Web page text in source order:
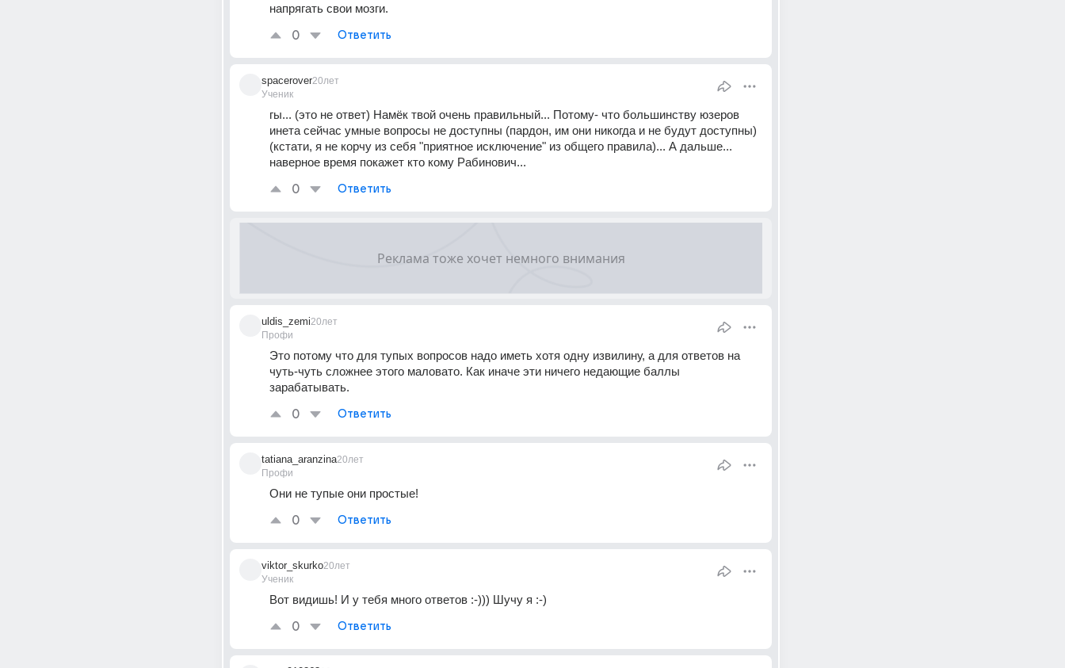
напрягать свои мозги.
0 Ответить
spacerover
Ученик
20лет
гы... (это не ответ) Намёк твой очень правильный... Потому- что большинству юзеров
инета сейчас умные вопросы не доступны (пардон, им они никогда и не будут доступны)
(кстати, я не корчу из себя "приятное исключение" из общего правила)... А дальше...
наверное время покажет кто кому Рабинович...
0 Ответить
uldis_zemi
Профи
20лет
Это потому что для тупых вопросов надо иметь хотя одну извилину, а для ответов на
чуть-чуть сложнее этого маловато. Как иначе эти ничего недающие баллы
зарабатывать.
0 Ответить
tatiana_aranzina
Профи
20лет
Они не тупые они простые!
0 Ответить
viktor_skurko
Ученик
20лет
Вот видишь! И у тебя много ответов :-))) Шучу я :-)
0 Ответить